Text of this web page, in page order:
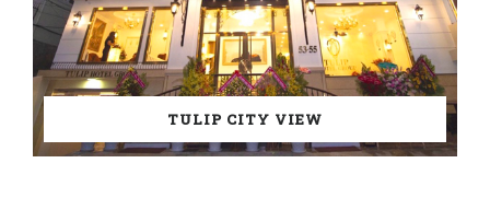
TULIP CITY VIEW